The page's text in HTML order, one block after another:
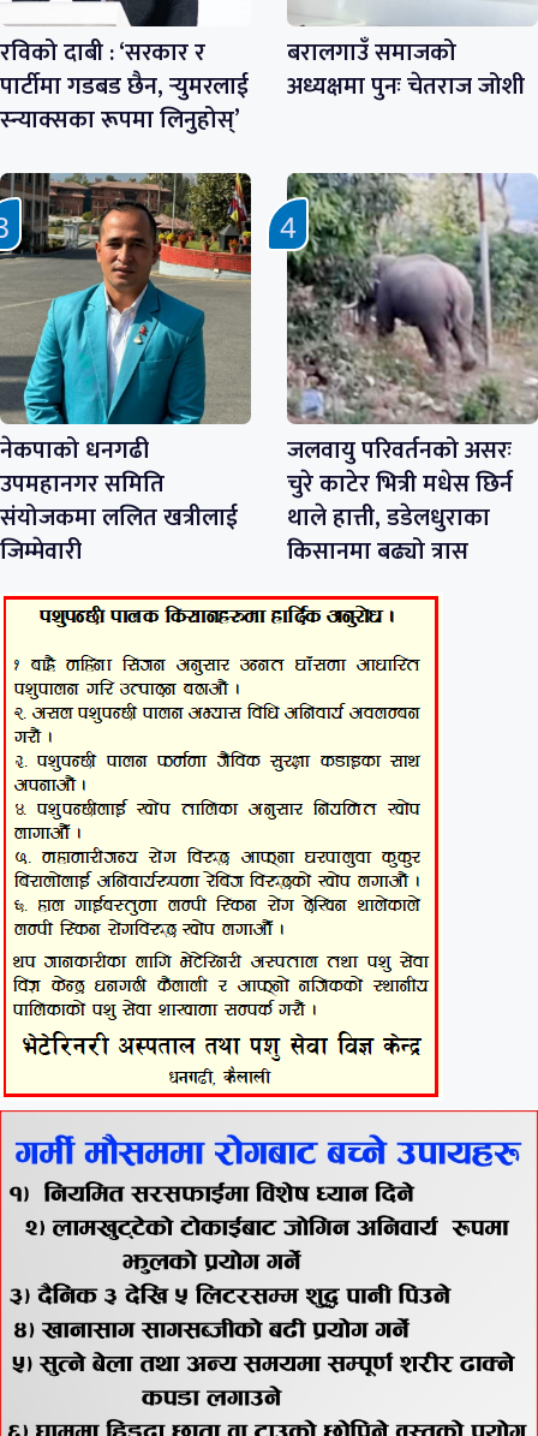
रविको दाबी : ‘सरकार र
पार्टीमा गडबड छैन, र्‍युमरलाई
स्न्याक्सका रूपमा लिनुहोस्’
बरालगाउँ समाजको
अध्यक्षमा पुनः चेतराज जोशी
नेकपाको धनगढी
उपमहानगर समिति
संयोजकमा ललित खत्रीलाई
जिम्मेवारी
जलवायु परिवर्तनको असरः
चुरे काटेर भित्री मधेस छिर्न
थाले हात्ती, डडेलधुराका
किसानमा बढ्यो त्रास